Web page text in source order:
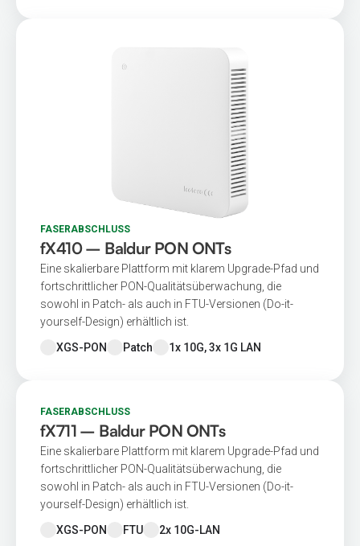
FASERABSCHLUSS
fX410 – Baldur PON ONTs
Eine skalierbare Plattform mit klarem Upgrade-Pfad und
fortschrittlicher PON-Qualitätsüberwachung, die
sowohl in Patch- als auch in FTU-Versionen (Do-it-
yourself-Design) erhältlich ist.
XGS-PON
Patch 1x 10G, 3x 1G LAN
FASERABSCHLUSS
fX711 – Baldur PON ONTs
Eine skalierbare Plattform mit klarem Upgrade-Pfad und
fortschrittlicher PON-Qualitätsüberwachung, die
sowohl in Patch- als auch in FTU-Versionen (Do-it-
yourself-Design) erhältlich ist.
XGS-PON
FTU 2x 10G-LAN